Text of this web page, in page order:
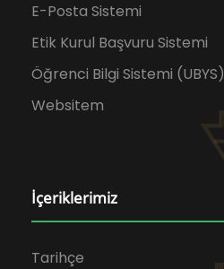
E-Posta Sistemi
Etik Kurul Başvuru Sistemi
Öğrenci Bilgi Sistemi (UBYS)
Websitem
İçeriklerimiz
Tarihçe